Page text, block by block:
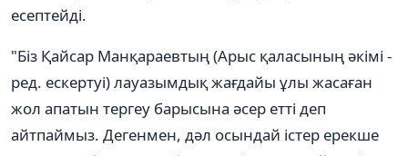
есептейді.
"Біз Қайсар Манқараевтың (Арыс қаласының әкімі -
ред. ескертуі) лауазымдық жағдайы ұлы жасаған
жол апатын тергеу барысына әсер етті деп
айтпаймыз. Дегенмен, дәл осындай істер ерекше